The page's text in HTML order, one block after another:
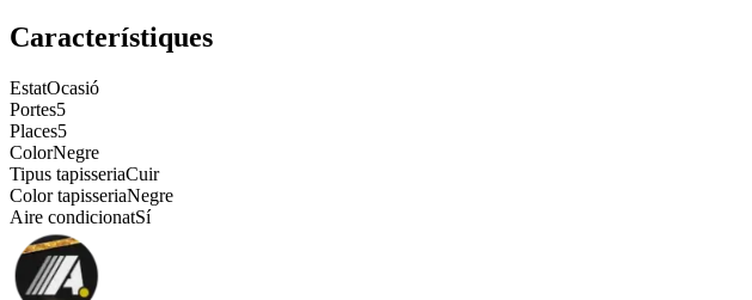
Característiques
EstatOcasió
Portes5
Places5
ColorNegre
Tipus tapisseriaCuir
Color tapisseriaNegre
Aire condicionatSí